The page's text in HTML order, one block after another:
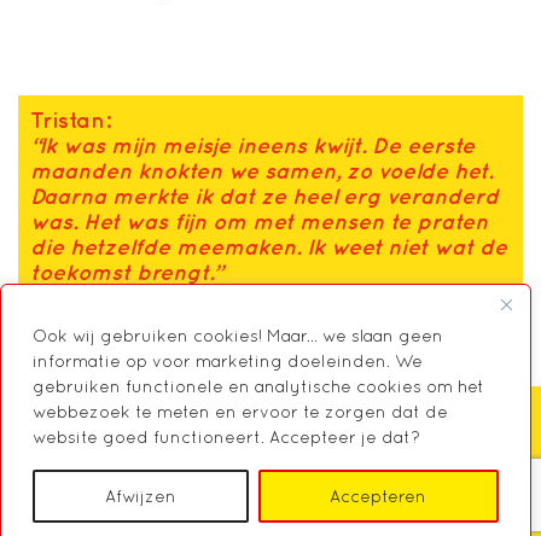
Ook wij gebruiken cookies! Maar... we slaan geen
informatie op voor marketing doeleinden. We
gebruiken functionele en analytische cookies om het
webbezoek te meten en ervoor te zorgen dat de
website goed functioneert. Accepteer je dat?
Afwijzen Accepteren
Tristan:
“Ik was mijn meisje ineens kwijt. De eerste
maanden knokten we samen, zo voelde het.
Daarna merkte ik dat ze heel erg veranderd
was. Het was fijn om met mensen te praten
die hetzelfde meemaken. Ik weet niet wat de
toekomst brengt.”
Zoeken